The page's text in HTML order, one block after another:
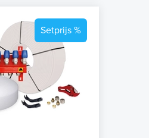
Setprijs %